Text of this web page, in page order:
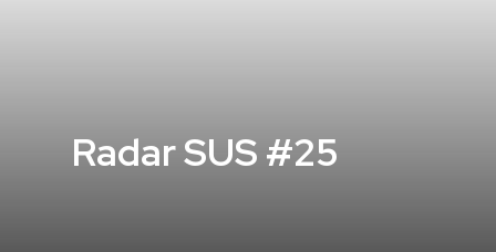
Radar SUS #25